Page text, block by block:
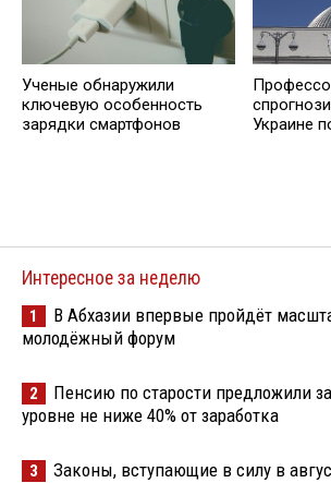
Ученые обнаружили
ключевую особенность
зарядки смартфонов
Украине
Интересное за неделю
1
В Абхазии впервые пройдёт
молодёжный форум
2
Пенсию по старости предложили
уровне не ниже 40% от заработка
3 Законы, вступающие в силу в